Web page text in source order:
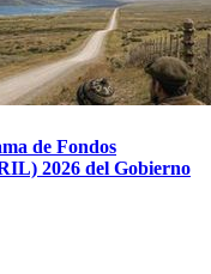
de Fondos
2026 del Gobierno